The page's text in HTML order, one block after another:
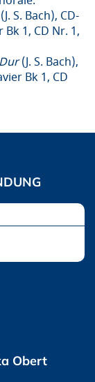
S. Bach), CD-
1, CD Nr. 1,
(J. S. Bach),
Bk 1, CD
Obert